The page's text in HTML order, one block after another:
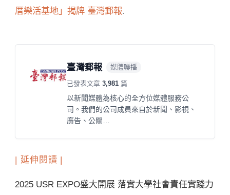
厝樂活基地」揭牌 臺灣郵報.
臺灣郵報 媒體聯播
已發表文章3,981 篇
以新聞媒體為核心的全方位媒體服務公
司。我們的公司成員來自於新聞、影視、
廣告、公關…
| 延伸閱讀 |
2025 USR EXPO盛大開展 落實大學社會責任實踐力